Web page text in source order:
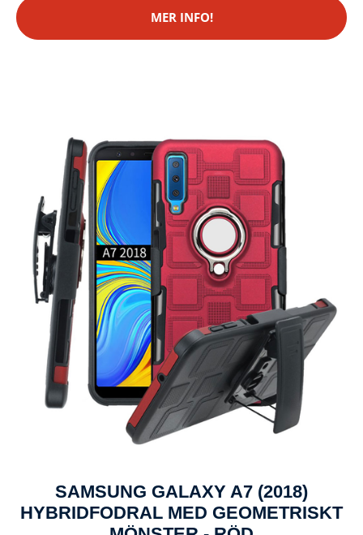
MER INFO!
SAMSUNG GALAXY A7 (2018)
HYBRIDFODRAL MED GEOMETRISKT